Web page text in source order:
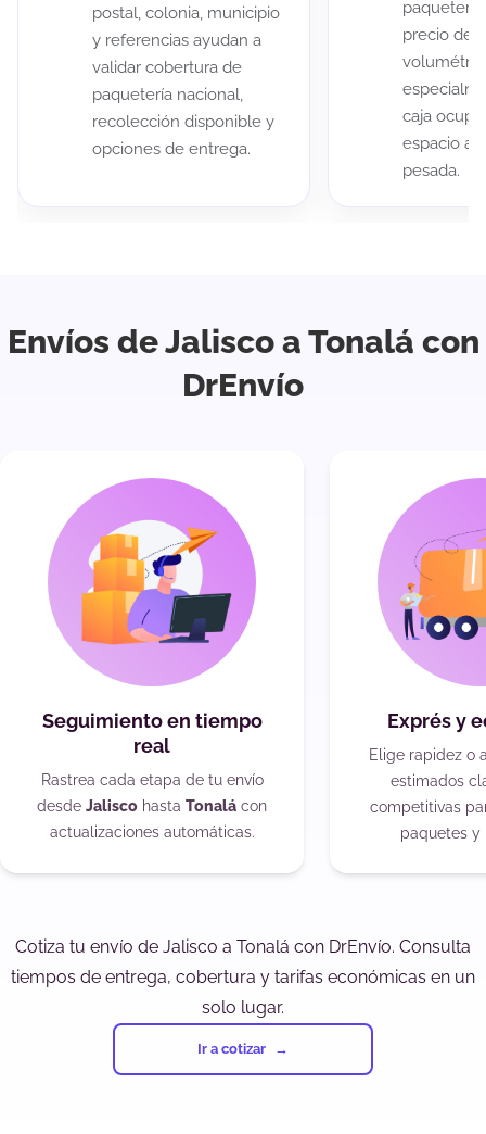
postal, colonia, municipio
y referencias ayudan a
validar cobertura de
paquetería nacional,
recolección disponible y
opciones de entrega.
precio de
caja
espacio
pesada.
Envíos de Jalisco a Tonalá con
DrEnvío
Seguimiento en tiempo
real
Rastrea cada etapa de tu envío
desde Jalisco hasta Tonalá con
actualizaciones automáticas.
Exprés y
Elige rapidez o
estimados
competitivas
paquetes y
Cotiza tu envío de Jalisco a Tonalá con DrEnvío. Consulta
tiempos de entrega, cobertura y tarifas económicas en un
solo lugar.
Ir a cotizar